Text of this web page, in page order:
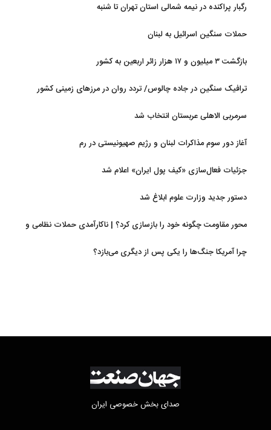
رگبار پراکنده در نیمه شمالی استان تهران تا شنبه
حملات سنگین اسرائیل به لبنان
بازگشت ۳ میلیون و ۱۷ هزار زائر اربعین به کشور
ترافیک سنگین در جاده چالوس/ تردد روان در مرزهای زمینی کشور
سرمربی الاهلی عربستان انتخاب شد
آغاز دور سوم مذاکرات لبنان و رژیم صهیونیستی در رم
جزئیات فعال‌سازی «کیف پول ایران» اعلام شد
دستور جدید وزارت علوم ابلاغ شد
محور مقاومت چگونه خود را بازسازی کرد؟ | ناکارآمدی حملات نظامی و
تحریم‌ها در فروپاشی شبکه منطقه‌ای ایران
چرا آمریکا جنگ‌ها را یکی پس از دیگری می‌بازد؟
صدای بخش خصوصی ایران